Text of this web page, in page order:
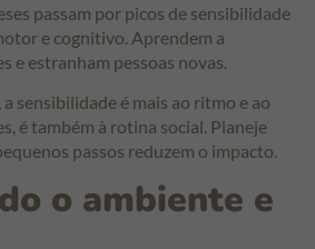
passam por picos de sensibilidade
e cognitivo. Aprendem a
e estranham pessoas novas.
sensibilidade é mais ao ritmo e ao
é também à rotina social. Planeje
passos reduzem o impacto.
o ambiente e